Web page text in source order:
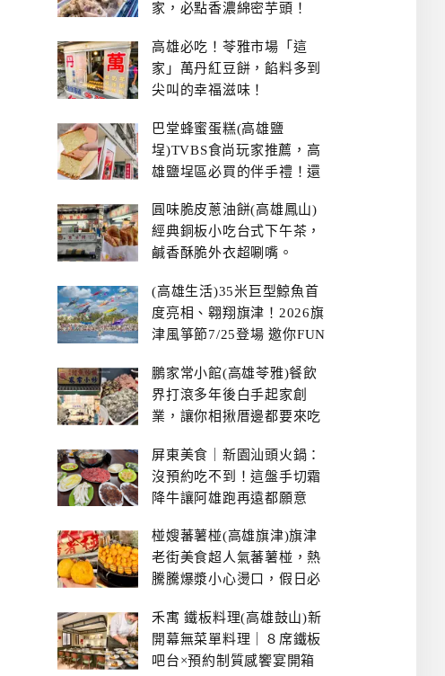
家，必點香濃綿密芋頭！
高雄必吃！苓雅市場「這
家」萬丹紅豆餅，餡料多到
尖叫的幸福滋味！
巴堂蜂蜜蛋糕(高雄鹽
埕)TVBS食尚玩家推薦，高
雄鹽埕區必買的伴手禮！還
圓味脆皮蔥油餅(高雄鳳山)
經典銅板小吃台式下午茶，
鹹香酥脆外衣超唰嘴。
(高雄生活)35米巨型鯨魚首
度亮相、翱翔旗津！2026旗
津風箏節7/25登場 邀你FUN
鵬家常小館(高雄苓雅)餐飲
界打滾多年後白手起家創
業，讓你相揪厝邊都要來吃
屏東美食｜新園汕頭火鍋：
沒預約吃不到！這盤手切霜
降牛讓阿雄跑再遠都願意
椪嫂蕃薯椪(高雄旗津)旗津
老街美食超人氣蕃薯椪，熱
騰騰爆漿小心燙口，假日必
禾寓 鐵板料理(高雄鼓山)新
開幕無菜單料理｜８席鐵板
吧台×預約制質感饗宴開箱